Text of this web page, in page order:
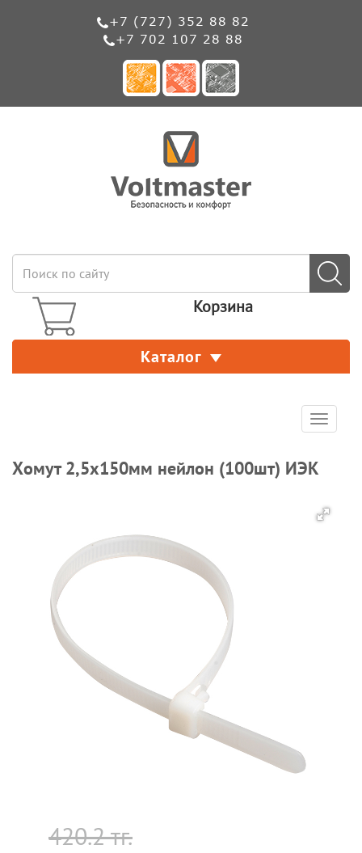
+7 (727) 352 88 82
+7 702 107 28 88
Корзина
Каталог
Toggle
Хомут 2,5х150мм нейлон (100шт) ИЭК
420.2 тг.